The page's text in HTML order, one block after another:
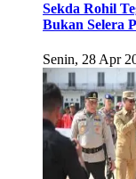
Sekda Rohil
Bukan Selera
Senin, 28 Apr